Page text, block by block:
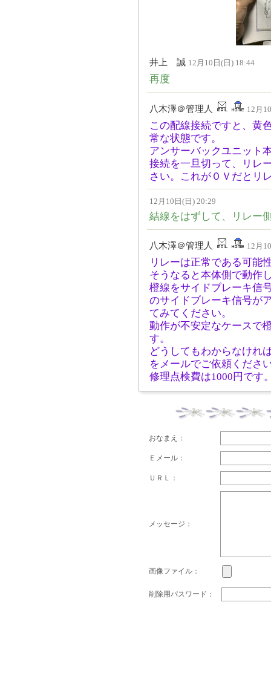
井上 誠 12月10日(日) 18:44
再度
八木澤＠管理人 12月
この配線接続ですと、黄
常な状態です。
アンサーバックユニット
接続を一旦切って、リレ
さい。これが０Ｖだとリ
12月10日(日) 20:29
結線をはずして、リレー
八木澤＠管理人 12月
リレーは正常である可能
そうなると本体側で動作
橙線をサイドブレーキ信
のサイドブレーキ信号が
てみてください。
動作が不安定なケースで
す。
どうしてもわからなけれ
をメールでご依頼くださ
修理点検費は1000円です
おなまえ：
Ｅメール：
ＵＲＬ：
メッセージ：
画像ファイル：
削除用パスワード：